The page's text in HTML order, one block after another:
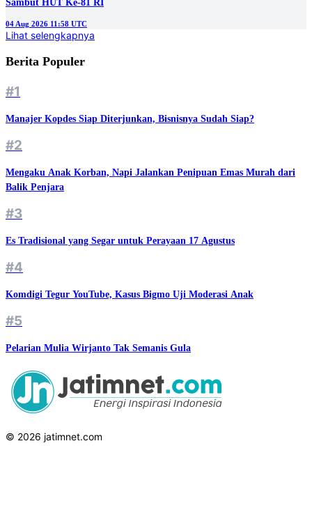
Sambut HUT Ke-81 RI
04 Aug 2026 11:58 UTC
Lihat selengkapnya
Berita Populer
#1
Manajer Kopdes Siap Diterjunkan, Bisnisnya Sudah Siap?
#2
Mengaku Anak Korban, Napi Jalankan Penipuan Emas Murah dari
Balik Penjara
#3
Es Tradisional yang Segar untuk Perayaan 17 Agustus
#4
Komdigi Tegur YouTube, Kasus Bigmo Uji Moderasi Anak
#5
Pelarian Mulia Wirjanto Tak Semanis Gula
© 2026 jatimnet.com